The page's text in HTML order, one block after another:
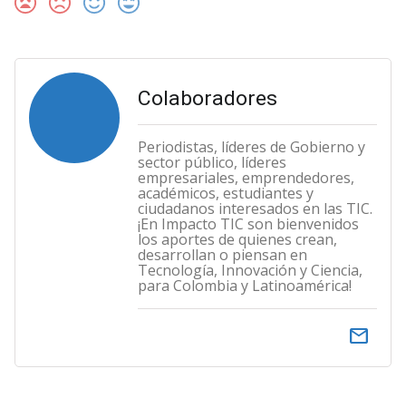
Colaboradores
Periodistas, líderes de Gobierno y
sector público, líderes
empresariales, emprendedores,
académicos, estudiantes y
ciudadanos interesados en las TIC.
¡En Impacto TIC son bienvenidos
los aportes de quienes crean,
desarrollan o piensan en
Tecnología, Innovación y Ciencia,
para Colombia y Latinoamérica!
email